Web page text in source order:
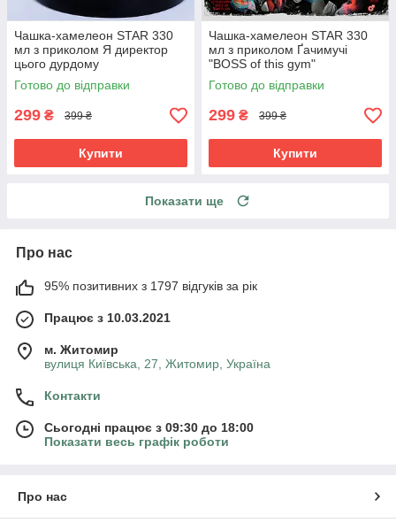
Чашка-хамелеон STAR 330
мл з приколом Я директор
цього дурдому
Готово до відправки
299 ₴ 399 ₴
Купити
Чашка-хамелеон STAR 330
мл з приколом Ґачимучі
"BOSS of this gym"
Готово до відправки
299 ₴ 399 ₴
Купити
Показати ще
Про нас
95% позитивних з 1797 відгуків за рік
Працює з 10.03.2021
м. Житомир
вулиця Київська, 27, Житомир, Україна
Контакти
Сьогодні працює з 09:30 до 18:00
Показати весь графік роботи
Про нас